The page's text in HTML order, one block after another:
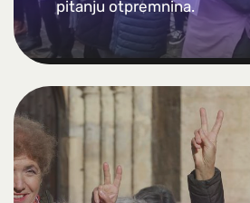
pitanju otpremnina.